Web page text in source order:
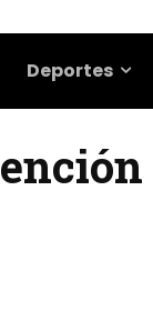
Deportes